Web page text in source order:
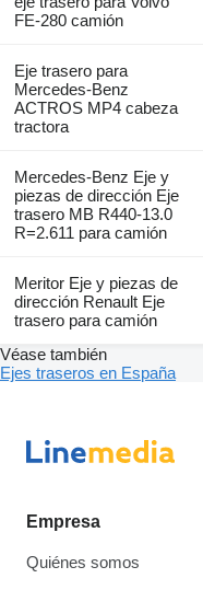
FE-280 camión
Eje trasero para
Mercedes-Benz
ACTROS MP4 cabeza
tractora
Mercedes-Benz Eje y
piezas de dirección Eje
trasero MB R440-13.0
R=2.611 para camión
Meritor Eje y piezas de
dirección Renault Eje
trasero para camión
Véase también
Ejes traseros en España
Empresa
Quiénes somos